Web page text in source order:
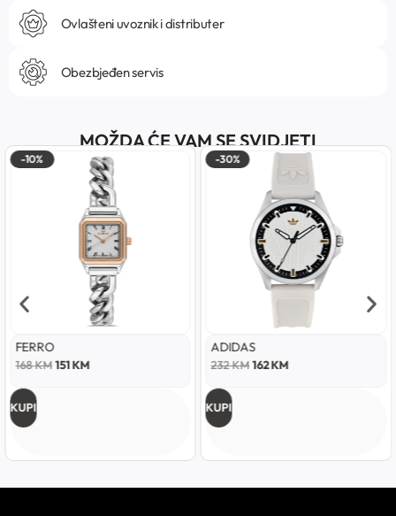
Ovlašteni uvoznik i distributer
Obezbjeđen servis
MOŽDA ĆE VAM SE SVIDJETI
-10%
FERRO
168KM151KM
KUPI
-30%
ADIDAS
232KM162KM
KUPI